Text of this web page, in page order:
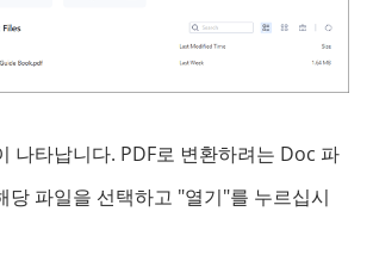
나타납니다. PDF로 변환하려는 Doc 파
당 파일을 선택하고 "열기"를 누르십시